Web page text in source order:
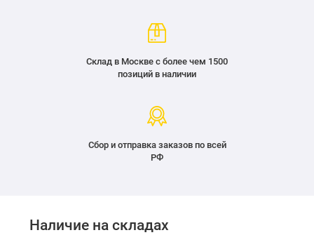
Склад в Москве с более чем 1500
позиций в наличии
Сбор и отправка заказов по всей
РФ
Наличие на складах